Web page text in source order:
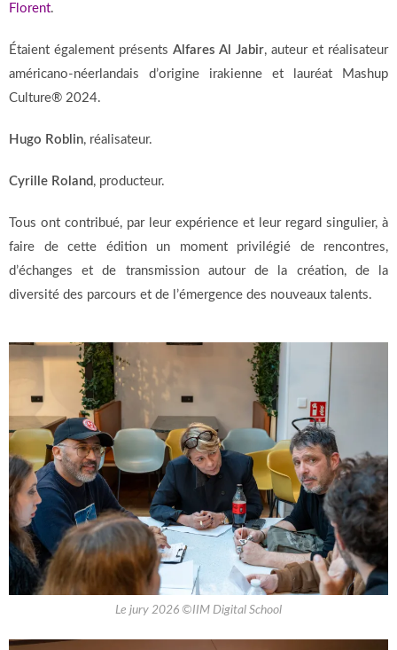
Florent.
Étaient également présents Alfares Al Jabir, auteur et réalisateur
américano-néerlandais d’origine irakienne et lauréat Mashup
Culture® 2024.
Hugo Roblin, réalisateur.
Cyrille Roland , producteur.
Tous ont contribué, par leur expérience et leur regard singulier, à
faire de cette édition un moment privilégié de rencontres,
d’échanges et de transmission autour de la création, de la
diversité des parcours et de l’émergence des nouveaux talents.
Le jury 2026 ©IIM Digital School